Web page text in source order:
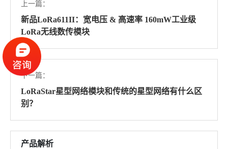
上一篇：
新品LoRa611II：宽电压 & 高速率 160mW工业级
LoRa无线数传模块
下一篇：
LoRaStar星型网络模块和传统的星型网络有什么区
别？
产品解析